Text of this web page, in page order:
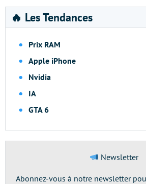
🔥 Les Tendances
Prix RAM
Apple iPhone
Nvidia
IA
GTA 6
Newsletter
Abonnez-vous à notre newsletter